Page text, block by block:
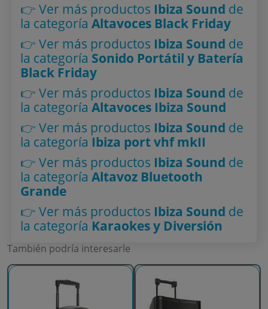
👉 Ver más productos Ibiza Sound de
la categoría Altavoces Black Friday
👉 Ver más productos Ibiza Sound de
la categoría Sonido Portátil y Batería
Black Friday
👉 Ver más productos Ibiza Sound de
la categoría Altavoces Ibiza Sound
👉 Ver más productos Ibiza Sound de
la categoría Ibiza port vhf mkII
👉 Ver más productos Ibiza Sound de
la categoría Altavoz Bluetooth
Grande
👉 Ver más productos Ibiza Sound de
la categoría Karaokes y Diversión
También podría interesarle